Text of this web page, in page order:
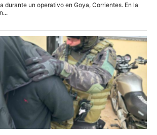
durante un operativo en Goya, Corrientes. En la